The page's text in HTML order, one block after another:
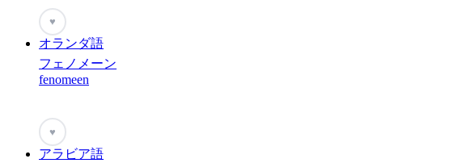
♥
オランダ語
フェノメーン
fenomeen
♥
アラビア語